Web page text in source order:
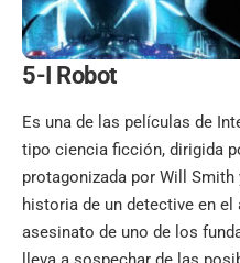
5-I Robot
Es una de las películas de
tipo ciencia ficción, dirigida
protagonizada por Will
historia de un detective en el
asesinato de uno de los